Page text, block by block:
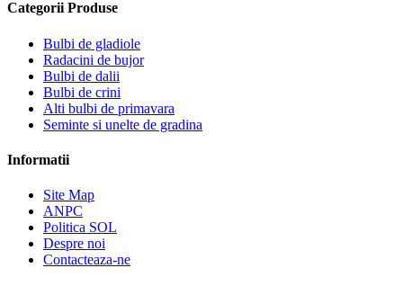
Categorii Produse
Bulbi de gladiole
Radacini de bujor
Bulbi de dalii
Bulbi de crini
Alti bulbi de primavara
Seminte si unelte de gradina
Informatii
Site Map
ANPC
Politica SOL
Despre noi
Contacteaza-ne